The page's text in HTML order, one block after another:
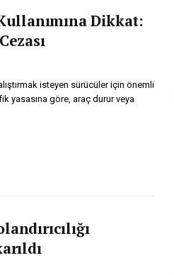
Dikkat:
isteyen sürücüler için önemli
yasasına göre, araç durur veya